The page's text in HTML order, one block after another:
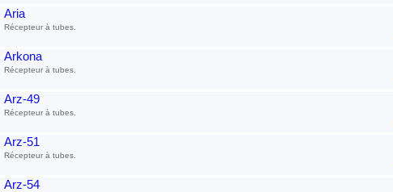
Aria
Récepteur à tubes.
Arkona
Récepteur à tubes.
Arz-49
Récepteur à tubes.
Arz-51
Récepteur à tubes.
Arz-54